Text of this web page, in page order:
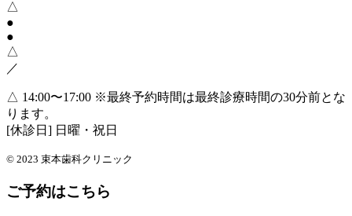
△
●
●
△
／
△ 14:00〜17:00 ※最終予約時間は最終診療時間の30分前とな
ります。
[休診日] 日曜・祝日
© 2023 束本歯科クリニック
ご予約はこちら